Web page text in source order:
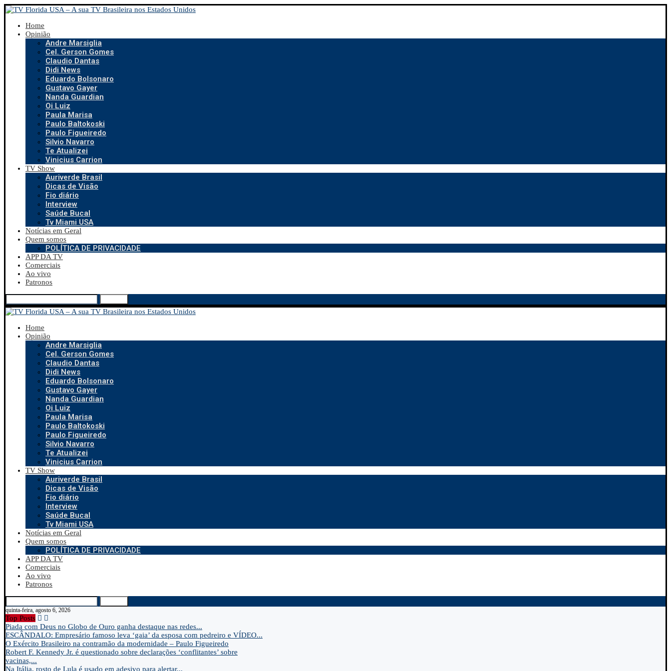
Home
Opinião
Andre Marsiglia
Cel. Gerson Gomes
Claudio Dantas
Didi News
Eduardo Bolsonaro
Gustavo Gayer
Nanda Guardian
Oi Luiz
Paula Marisa
Paulo Baltokoski
Paulo Figueiredo
Silvio Navarro
Te Atualizei
Vinicius Carrion
TV Show
Auriverde Brasil
Dicas de Visão
Fio diário
Interview
Saúde Bucal
Tv Miami USA
Notícias em Geral
Quem somos
POLÍTICA DE PRIVACIDADE
APP DA TV
Comerciais
Ao vivo
Patronos
Home
Opinião
Andre Marsiglia
Cel. Gerson Gomes
Claudio Dantas
Didi News
Eduardo Bolsonaro
Gustavo Gayer
Nanda Guardian
Oi Luiz
Paula Marisa
Paulo Baltokoski
Paulo Figueiredo
Silvio Navarro
Te Atualizei
Vinicius Carrion
TV Show
Auriverde Brasil
Dicas de Visão
Fio diário
Interview
Saúde Bucal
Tv Miami USA
Notícias em Geral
Quem somos
POLÍTICA DE PRIVACIDADE
APP DA TV
Comerciais
Ao vivo
Patronos
quinta-feira, agosto 6, 2026
Top Posts
Piada com Deus no Globo de Ouro ganha destaque nas redes...
ESCÂNDALO: Empresário famoso leva ‘gaia’ da esposa com pedreiro e VÍDEO...
O Exército Brasileiro na contramão da modernidade – Paulo Figueiredo
Robert F. Kennedy Jr. é questionado sobre declarações ‘conflitantes’ sobre
vacinas,...
Na Itália, rosto de Lula é usado em adesivo para alertar...